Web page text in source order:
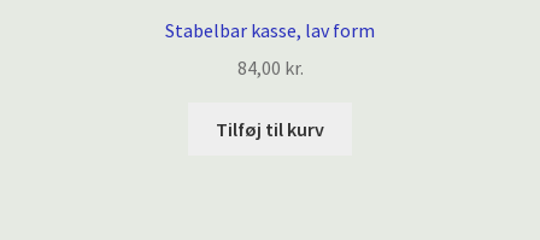
Stabelbar kasse, lav form
84,00 kr.
Tilføj til kurv